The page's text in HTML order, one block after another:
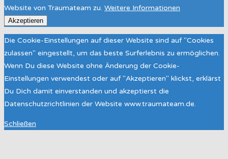
Website von Traumateam zu. Weitere Informationen
Akzeptieren
Die Cookie-Einstellungen auf dieser Website sind auf "Cookies
zulassen" eingestellt, um das beste Surferlebnis zu ermöglichen.
Wenn Du diese Website ohne Änderung der Cookie-
Einstellungen verwendest oder auf "Akzeptieren" klickst, erklärst
Du Dich damit einverstanden und akzeptierst die
Datenschutzrichtlinien der Website www.traumateam.de.
Schließen